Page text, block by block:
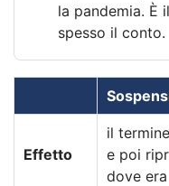
la pandemia. È
spesso il conto.
Effetto
il
e poi
dove era